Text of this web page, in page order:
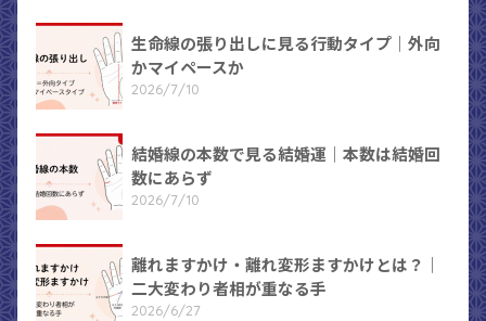
生命線の張り出しに見る行動タイプ｜外向
かマイペースか
2026/7/10
結婚線の本数で見る結婚運｜本数は結婚回
数にあらず
2026/7/10
離れますかけ・離れ変形ますかけとは？｜
二大変わり者相が重なる手
2026/6/27